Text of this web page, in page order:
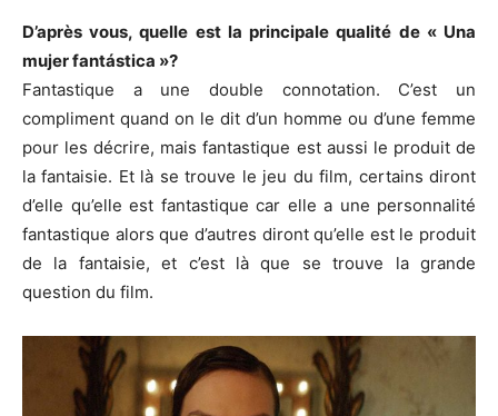
D’après vous, quelle est la principale qualité de « Una
mujer fantástica »?
Fantastique a une double connotation. C’est un
compliment quand on le dit d’un homme ou d’une femme
pour les décrire, mais fantastique est aussi le produit de
la fantaisie. Et là se trouve le jeu du film, certains diront
d’elle qu’elle est fantastique car elle a une personnalité
fantastique alors que d’autres diront qu’elle est le produit
de la fantaisie, et c’est là que se trouve la grande
question du film.